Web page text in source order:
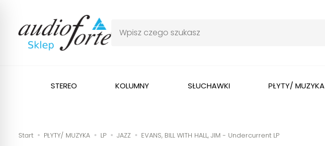
STEREO KOLUMNY SŁUCHAWKI PŁYTY/ MUZYKA
Start PŁYTY/ MUZYKA LP JAZZ EVANS, BILL WITH HALL, JIM - Undercurrent LP